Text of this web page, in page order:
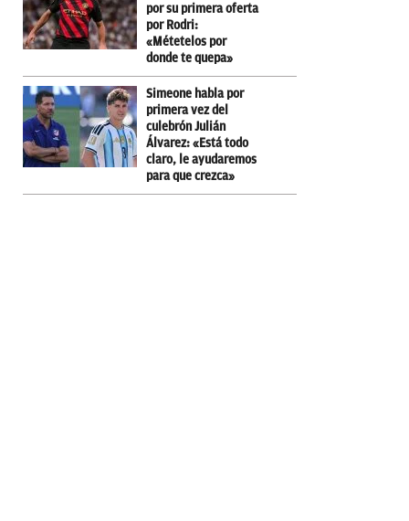
por su primera oferta
por Rodri:
«Métetelos por
donde te quepa»
Simeone habla por
primera vez del
culebrón Julián
Álvarez: «Está todo
claro, le ayudaremos
para que crezca»